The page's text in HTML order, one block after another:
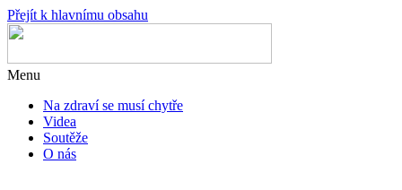
Přejít k hlavnímu obsahu
Menu
Na zdraví se musí chytře
Videa
Soutěže
O nás